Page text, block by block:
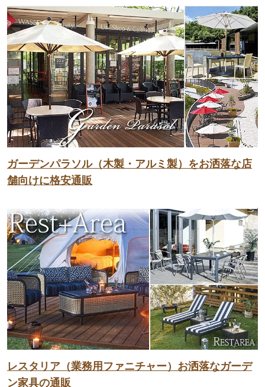
ガーデンパラソル（木製・アルミ製）をお洒落な店
舗向けに格安通販
レスタリア（業務用ファニチャー）お洒落なガーデ
ン家具の通販